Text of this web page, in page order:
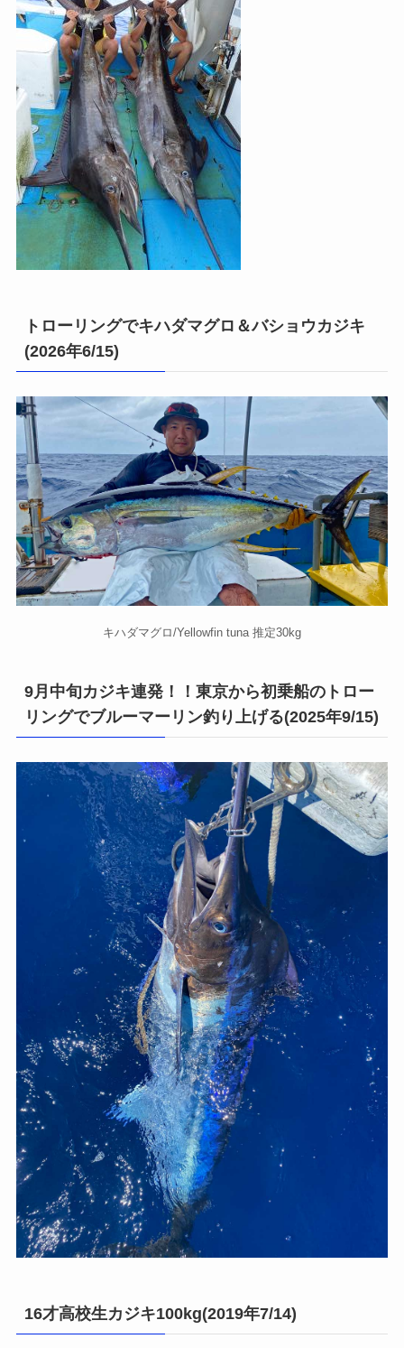
トローリングでキハダマグロ＆バショウカジキ
(2026年6/15)
キハダマグロ/Yellowfin tuna 推定30kg
9月中旬カジキ連発！！東京から初乗船のトロー
リングでブルーマーリン釣り上げる(2025年9/15)
16才高校生カジキ100kg(2019年7/14)